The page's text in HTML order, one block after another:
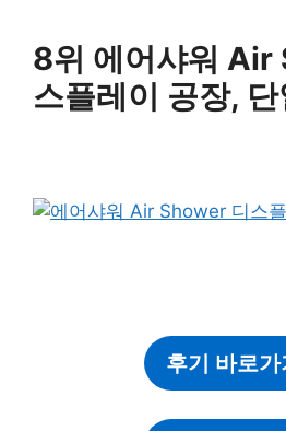
8위 에어샤워 Air
스플레이 공장,
후기 바로가